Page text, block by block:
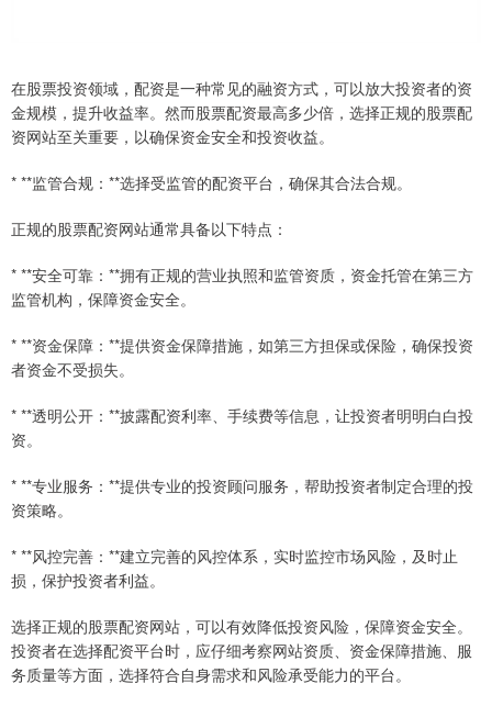
在股票投资领域，配资是一种常见的融资方式，可以放大投资者的资
金规模，提升收益率。然而股票配资最高多少倍，选择正规的股票配
资网站至关重要，以确保资金安全和投资收益。
* **监管合规：**选择受监管的配资平台，确保其合法合规。
正规的股票配资网站通常具备以下特点：
* **安全可靠：**拥有正规的营业执照和监管资质，资金托管在第三方
监管机构，保障资金安全。
* **资金保障：**提供资金保障措施，如第三方担保或保险，确保投资
者资金不受损失。
* **透明公开：**披露配资利率、手续费等信息，让投资者明明白白投
资。
* **专业服务：**提供专业的投资顾问服务，帮助投资者制定合理的投
资策略。
* **风控完善：**建立完善的风控体系，实时监控市场风险，及时止
损，保护投资者利益。
选择正规的股票配资网站，可以有效降低投资风险，保障资金安全。
投资者在选择配资平台时，应仔细考察网站资质、资金保障措施、服
务质量等方面，选择符合自身需求和风险承受能力的平台。